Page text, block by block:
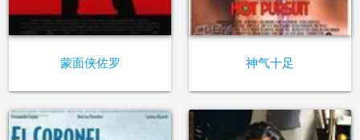
蒙面侠佐罗 神气十足